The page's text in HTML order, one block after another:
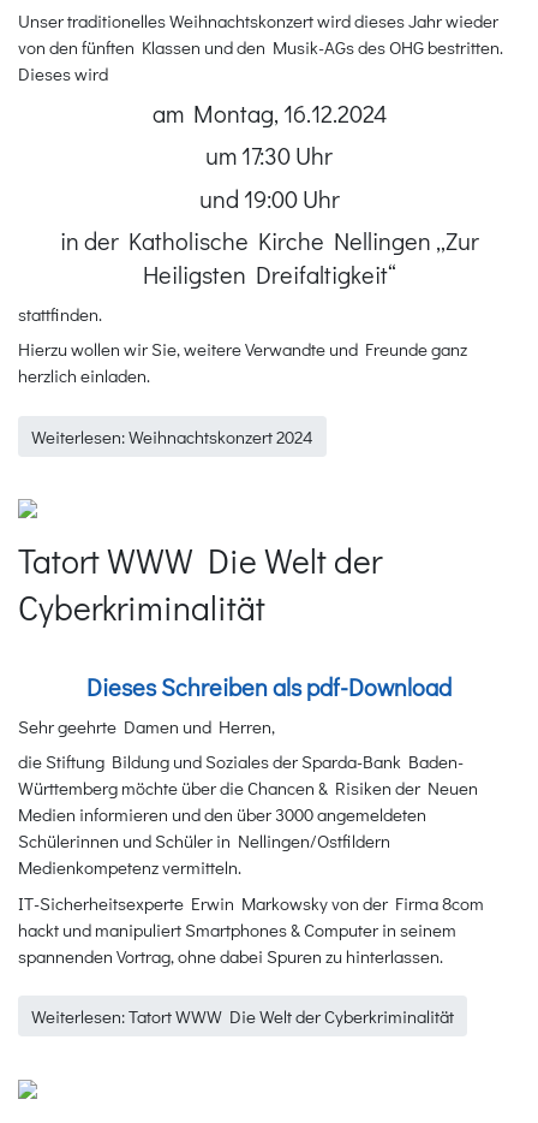
Unser traditionelles Weihnachtskonzert wird dieses Jahr wieder
von den fünften Klassen und den Musik-AGs des OHG bestritten.
Dieses wird
am Montag, 16.12.2024
um 17:30 Uhr
und 19:00 Uhr
in der Katholische Kirche Nellingen „Zur
Heiligsten Dreifaltigkeit“
stattfinden.
Hierzu wollen wir Sie, weitere Verwandte und Freunde ganz
herzlich einladen.
Weiterlesen: Weihnachtskonzert 2024
Tatort WWW Die Welt der
Cyberkriminalität
Dieses Schreiben als pdf-Download
Sehr geehrte Damen und Herren,
die Stiftung Bildung und Soziales der Sparda-Bank Baden-
Württemberg möchte über die Chancen & Risiken der Neuen
Medien informieren und den über 3000 angemeldeten
Schülerinnen und Schüler in Nellingen/Ostfildern
Medienkompetenz vermitteln.
IT-Sicherheitsexperte Erwin Markowsky von der Firma 8com
hackt und manipuliert Smartphones & Computer in seinem
spannenden Vortrag, ohne dabei Spuren zu hinterlassen.
Weiterlesen: Tatort WWW Die Welt der Cyberkriminalität